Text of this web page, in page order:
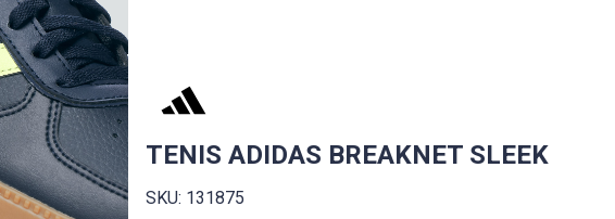
TENIS ADIDAS BREAKNET SLEEK
SKU: 131875